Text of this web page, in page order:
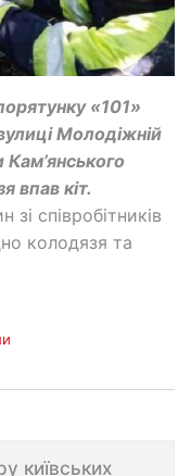
«101»
Молодіжній
впав кіт.
співробітників
колодязя та
київських